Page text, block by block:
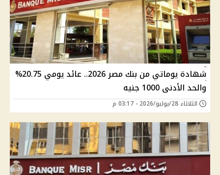
شهادة يوماتي من بنك مصر 2026.. عائد يومي 20.75%
والحد الأدنى 1000 جنيه
الثلاثاء 28/يوليو/2026 - 03:17 م